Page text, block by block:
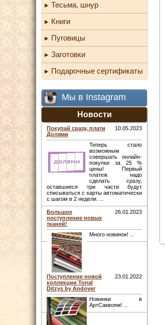
Тесьма, шнур
Книги
Пуговицы
Заготовки
Подарочные сертификаты
Мы в Instagram
Новости
Покупай сразу, плати
Долями
10.05.2023
Теперь стало
возможным
совершать онлайн-
покупки за 25 %
цены! Первый
платеж надо
сделать сразу,
оставшиеся три части будут
списываться с карты автоматически
с шагом в 2 недели. ...
Большое
поступление новых
тканей!
26.01.2023
Много новинок! ...
Поступление новой
коллекции Tonal
Ditzys by Andover
23.01.2022
Новинки в
АртСаквояж! ...